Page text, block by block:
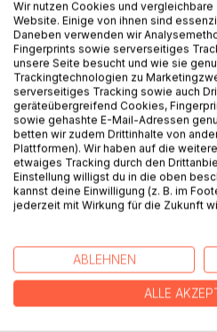
BESCHREIBUNG
In dem Roman schläft der
Rückkehr von einer Sitzung der
erwacht in einer zukünftigen
Gemeineigentum und
Produktionsmittel beruht. In
Privateigentum, keine
Geldsystem, keine Heirat oder
untersucht während einer
Themse die Aspekte dieser
ihrer Organisation und der
den Menschen hervorbringt. Es
Wir nutzen Cookies und
Website. Einige von ihnen sind
Daneben verwenden wir
Fingerprints sowie serverseitiges
unsere Seite besucht und wie sie
Trackingtechnologien zu
serverseitiges Tracking sowie auch
geräteübergreifend Cookies,
sowie gehashte E-Mail-Adressen
betten wir zudem Drittinhalte von
Plattformen). Wir haben auf die
etwaiges Tracking durch den
Einstellung willigst du in die oben
kannst deine Einwilligung (z. B. im
jederzeit mit Wirkung für die Zukunft
ABLEHNEN
ALLE